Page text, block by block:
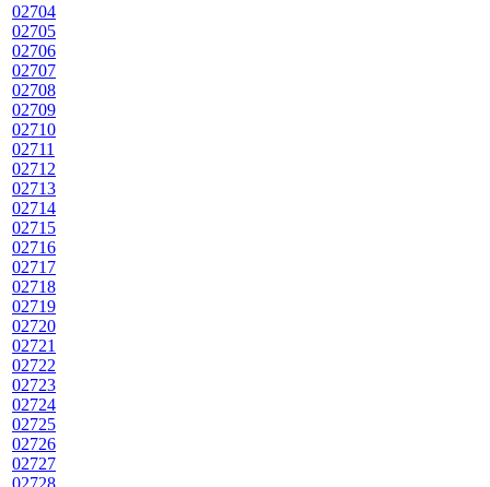
02704
02705
02706
02707
02708
02709
02710
02711
02712
02713
02714
02715
02716
02717
02718
02719
02720
02721
02722
02723
02724
02725
02726
02727
02728